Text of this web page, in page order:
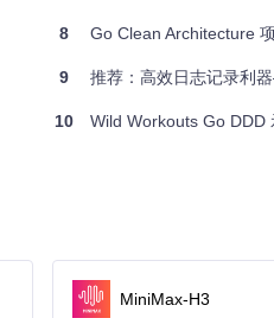
重要。例如，在处理网络请求或
8 Go Clean Architecture
9 推荐：高效日志记录利
10 Wild Workouts Go DDD
MiniMax-H3